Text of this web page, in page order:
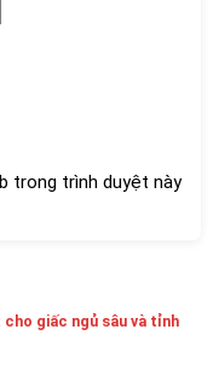
trong trình duyệt này
giấc ngủ sâu và tỉnh